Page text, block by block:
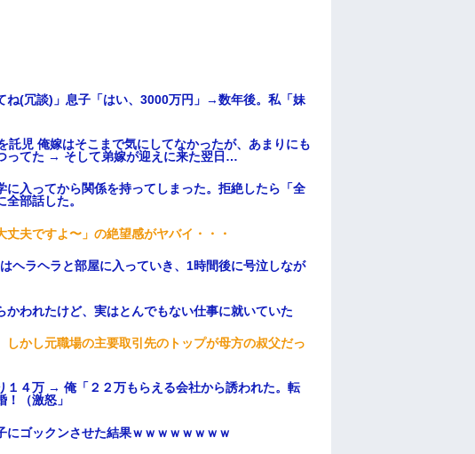
ね(冗談)」息子「はい、3000万円」→数年後。私「妹
託児 俺嫁はそこまで気にしてなかったが、あまりにも
ってた → そして弟嫁が迎えに来た翌日…
入ってから関係を持ってしまった。拒絶したら「全
部話した。
夫ですよ〜」の絶望感がヤバイ・・・
ヘラヘラと部屋に入っていき、1時間後に号泣しなが
かわれたけど、実はとんでもない仕事に就いていた
かし元職場の主要取引先のトップが母方の叔父だっ
１４万 → 俺「２２万もらえる会社から誘われた。転
（激怒」
ゴックンさせた結果ｗｗｗｗｗｗｗｗ